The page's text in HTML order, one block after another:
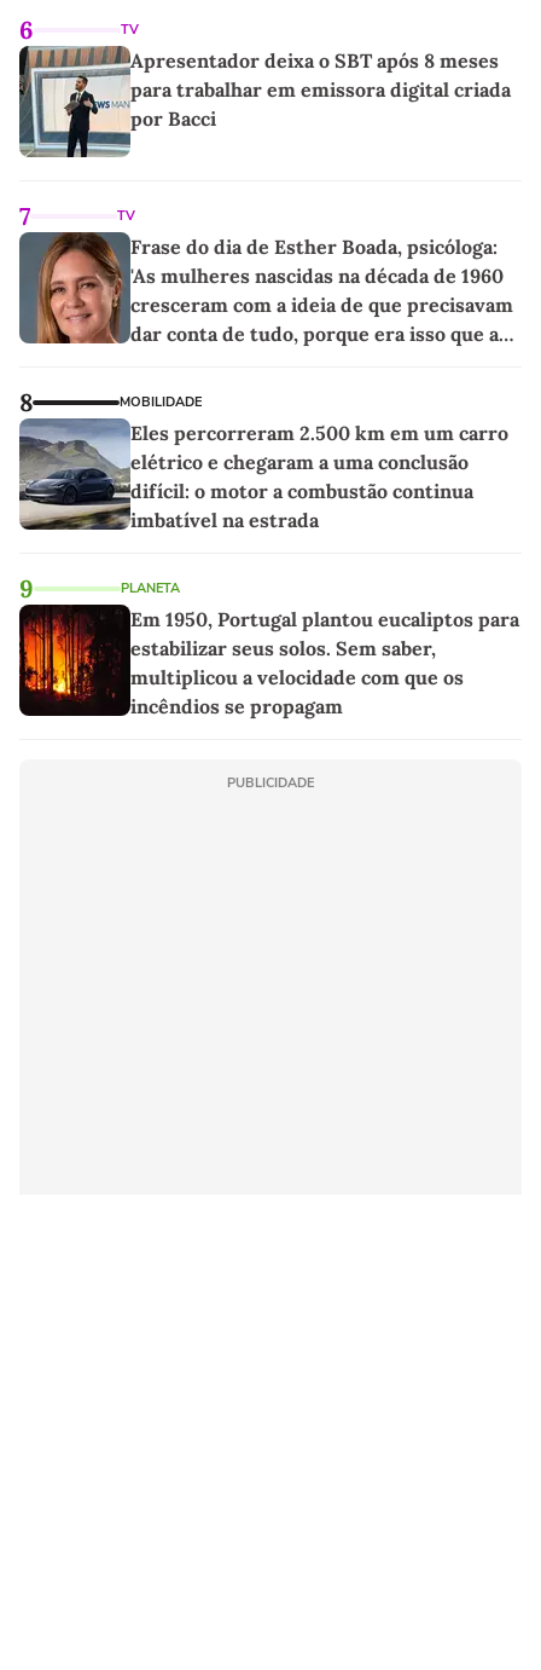
6 TV
Apresentador deixa o SBT após 8 meses
para trabalhar em emissora digital criada
por Bacci
7 TV
Frase do dia de Esther Boada, psicóloga:
'As mulheres nascidas na década de 1960
cresceram com a ideia de que precisavam
dar conta de tudo, porque era isso que a
8 MOBILIDADE
Eles percorreram 2.500 km em um carro
elétrico e chegaram a uma conclusão
difícil: o motor a combustão continua
imbatível na estrada
9 PLANETA
Em 1950, Portugal plantou eucaliptos para
estabilizar seus solos. Sem saber,
multiplicou a velocidade com que os
incêndios se propagam
PUBLICIDADE